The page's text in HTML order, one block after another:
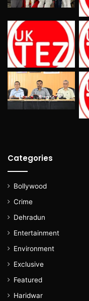
Categories
Bollywood
Crime
Dehradun
Entertainment
Environment
Exclusive
Featured
Haridwar